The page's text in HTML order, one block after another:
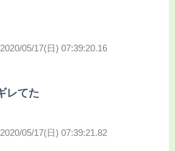
2020/05/17(日) 07:39:20.16
レてた
2020/05/17(日) 07:39:21.82